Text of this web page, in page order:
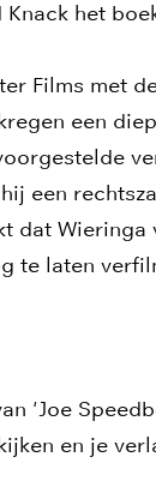
het
Films met
een
een
dat
te laten
'Joe
en je